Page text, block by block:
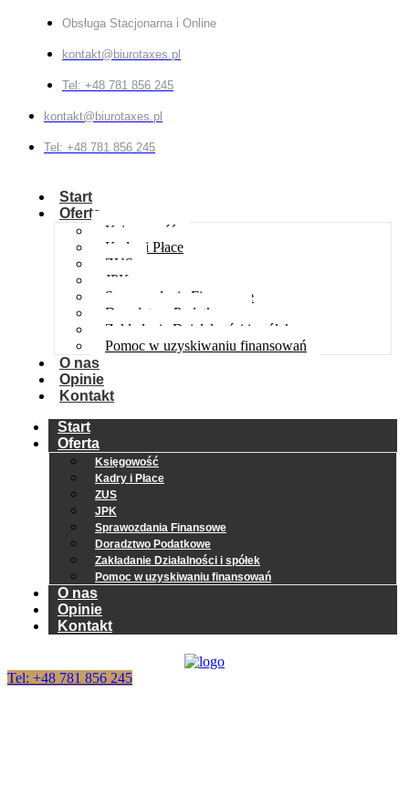
Obsługa Stacjonarna i Online
kontakt@biurotaxes.pl
Tel: +48 781 856 245
kontakt@biurotaxes.pl
Tel: +48 781 856 245
Start
Oferta
Księgowość
Kadry i Płace
ZUS
JPK
Sprawozdania Finansowe
Doradztwo Podatkowe
Zakładanie Działalności i spółek
Pomoc w uzyskiwaniu finansowań
O nas
Opinie
Kontakt
Start
Oferta
Księgowość
Kadry i Płace
ZUS
JPK
Sprawozdania Finansowe
Doradztwo Podatkowe
Zakładanie Działalności i spółek
Pomoc w uzyskiwaniu finansowań
O nas
Opinie
Kontakt
Tel: +48 781 856 245